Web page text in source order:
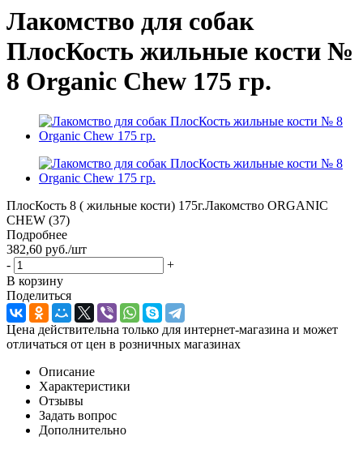
Лакомство для собак
ПлосКость жильные кости №
8 Organic Chew 175 гр.
ПлосКость 8 ( жильные кости) 175г.Лакомство ORGANIC
CHEW (37)
Подробнее
382,60 руб./шт
-
+
В корзину
Поделиться
Цена действительна только для интернет-магазина и может
отличаться от цен в розничных магазинах
Описание
Характеристики
Отзывы
Задать вопрос
Дополнительно